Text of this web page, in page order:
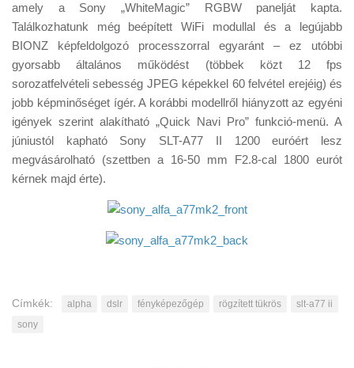
E-BB
amely a Sony „WhiteMagic” RGBW panelját kapta.
Találkozhatunk még beépített WiFi modullal és a legújabb
BIONZ képfeldolgozó processzorral egyaránt – ez utóbbi
gyorsabb általános működést (többek közt 12 fps
sorozatfelvételi sebesség JPEG képekkel 60 felvétel erejéig) és
jobb képminőséget ígér. A korábbi modellről hiányzott az egyéni
igények szerint alakítható „Quick Navi Pro” funkció-menü. A
júniustól kapható Sony SLT-A77 II 1200 euróért lesz
megvásárolható (szettben a 16-50 mm F2.8-cal 1800 eurót
kérnek majd érte).
Címkék: alpha dslr fényképezőgép rögzített tükrös
slt-a77 ii
sony